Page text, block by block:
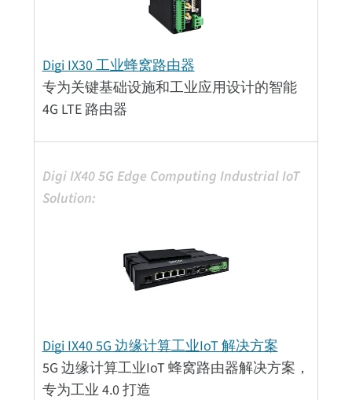
Digi IX30 工业蜂窝路由器
专为关键基础设施和工业应用设计的智能
4G LTE 路由器
Digi IX40 5G 边缘计算工业IoT 解决方案
5G 边缘计算工业IoT 蜂窝路由器解决方案，
专为工业 4.0 打造